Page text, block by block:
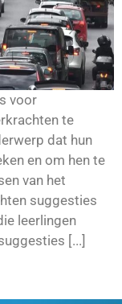
voor
te
dat hun
en om hen te
van het
suggesties
leerlingen
[...]